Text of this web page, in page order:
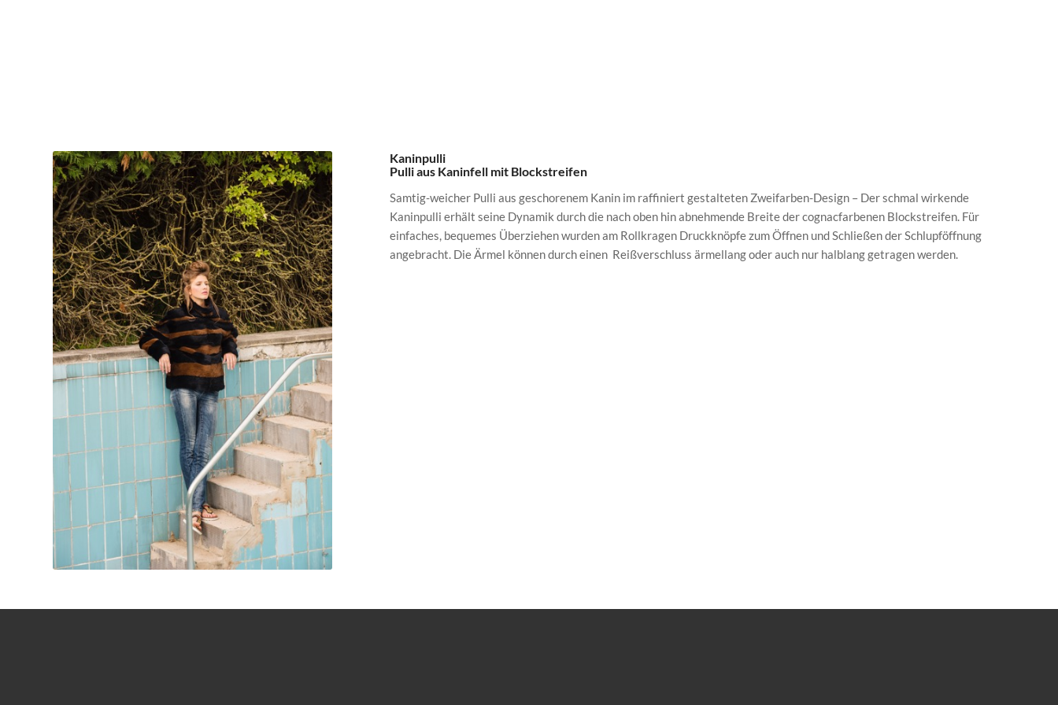
Kaninpulli
Pulli aus Kaninfell mit Blockstreifen
Samtig-weicher Pulli aus geschorenem Kanin im raffiniert gestalteten Zweifarben-Design – Der schmal wirkende
Kaninpulli erhält seine Dynamik durch die nach oben hin abnehmende Breite der cognacfarbenen Blockstreifen. Für
einfaches, bequemes Überziehen wurden am Rollkragen Druckknöpfe zum Öffnen und Schließen der Schlupföffnung
angebracht. Die Ärmel können durch einen Reißverschluss ärmellang oder auch nur halblang getragen werden.